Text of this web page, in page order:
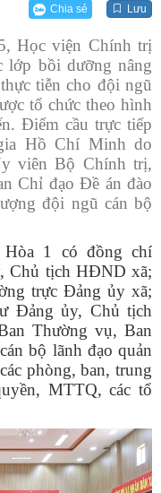
Chia sẻ Lưu
Học viện Chính trị
lớp bồi dưỡng nâng
tiễn cho đội ngũ
tổ chức theo hình
Điểm cầu trực tiếp
Hồ Chí Minh do
viên Bộ Chính trị,
Chỉ đạo Đề án đào
đội ngũ cán bộ
1 có đồng chí
Chủ tịch HĐND xã;
trực Đảng ủy xã;
Đảng ủy, Chủ tịch
Thường vụ, Ban
bộ lãnh đạo quản
phòng, ban, trung
MTTQ, các tổ